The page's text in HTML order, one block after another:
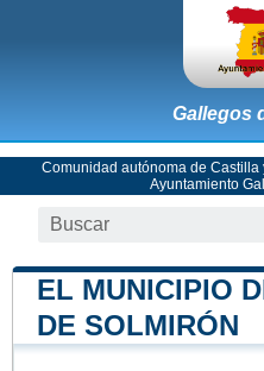
Gallegos
Comunidad autónoma de Castilla
Ayuntamiento
EL MUNICIPIO
DE SOLMIRÓN